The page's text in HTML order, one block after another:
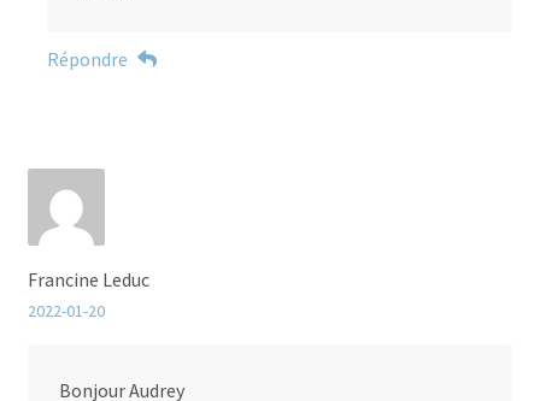
Répondre
Francine Leduc
2022-01-20
Bonjour Audrey